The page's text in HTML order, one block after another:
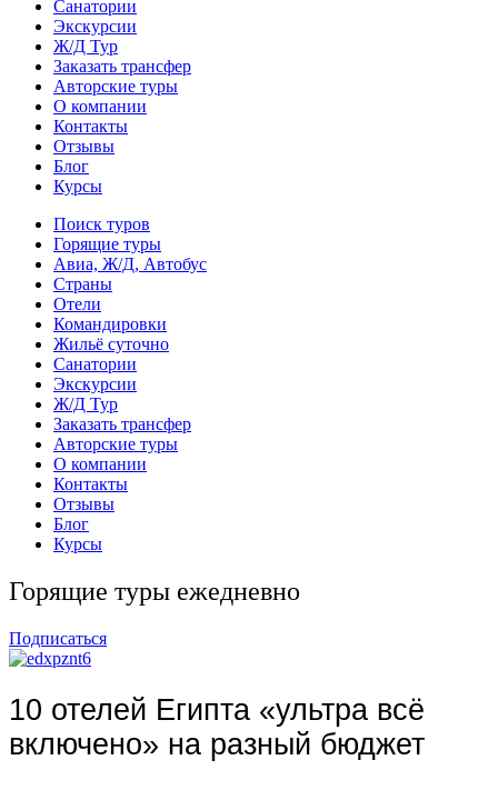
Санатории
Экскурсии
Ж/Д Тур
Заказать трансфер
Авторские туры
О компании
Контакты
Отзывы
Блог
Курсы
Поиск туров
Горящие туры
Авиа, Ж/Д, Автобус
Страны
Отели
Командировки
Жильё суточно
Санатории
Экскурсии
Ж/Д Тур
Заказать трансфер
Авторские туры
О компании
Контакты
Отзывы
Блог
Курсы
Горящие туры ежедневно
Подписаться
10 отелей Египта «ультра всё
включено» на разный бюджет